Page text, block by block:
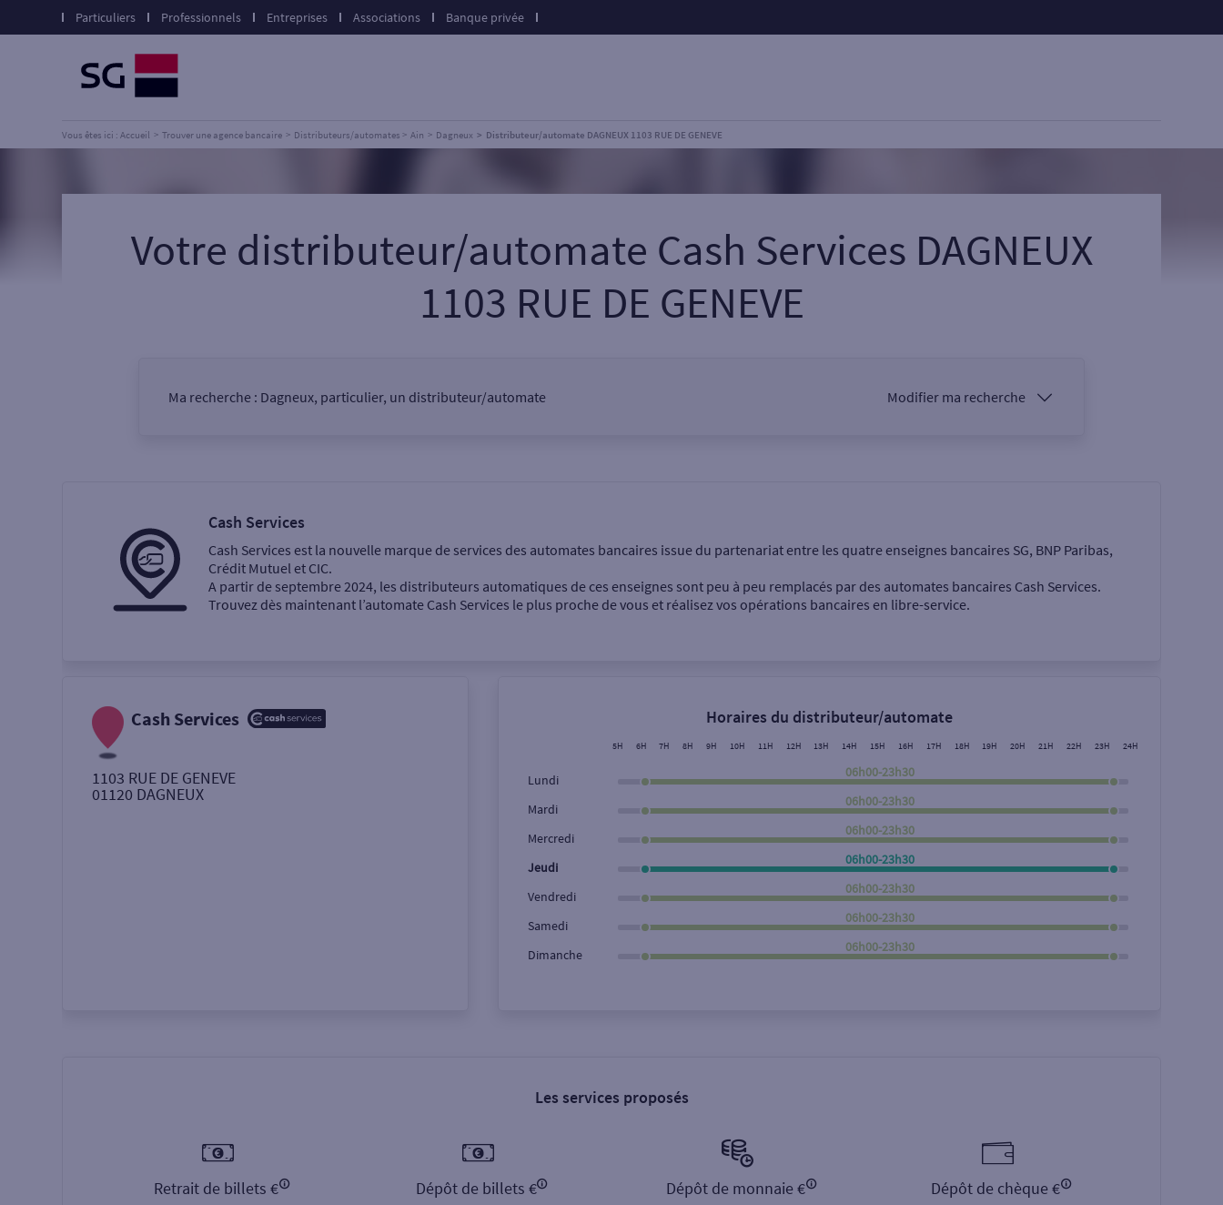
Particuliers Professionnels Entreprises Associations Banque privée
Vous êtes ici : Accueil Trouver une agence bancaire Distributeurs/automates Ain Dagneux Distributeur/automate DAGNEUX 1103 RUE DE GENEVE
Votre distributeur/automate Cash Services DAGNEUX
1103 RUE DE GENEVE
Ma recherche : Dagneux, particulier, un distributeur/automate Modifier ma recherche
Ma recherche
Retrait de billets €
Retrait de monnaie €
Rue Rechercher
Cash Services
Cash Services est la nouvelle marque de services des automates bancaires issue du partenariat entre les quatre enseignes bancaires SG, BNP Paribas,
Crédit Mutuel et CIC.
A partir de septembre 2024, les distributeurs automatiques de ces enseignes sont peu à peu remplacés par des automates bancaires Cash Services.
Trouvez dès maintenant l’automate Cash Services le plus proche de vous et réalisez vos opérations bancaires en libre-service.
Cash Services
1103 RUE DE GENEVE
01120 DAGNEUX
Horaires du distributeur/automate
5H 6H 7H 8H 9H 10H 11H 12H 13H 14H 15H 16H 17H 18H 19H 20H 21H 22H 23H 24H
Lundi
06h00-23h30
Mardi
06h00-23h30
Mercredi
06h00-23h30
Jeudi
06h00-23h30
Vendredi
06h00-23h30
Samedi
06h00-23h30
Dimanche
06h00-23h30
Les services proposés
Retrait de billets € Dépôt de billets € Dépôt de monnaie € Dépôt de chèque €